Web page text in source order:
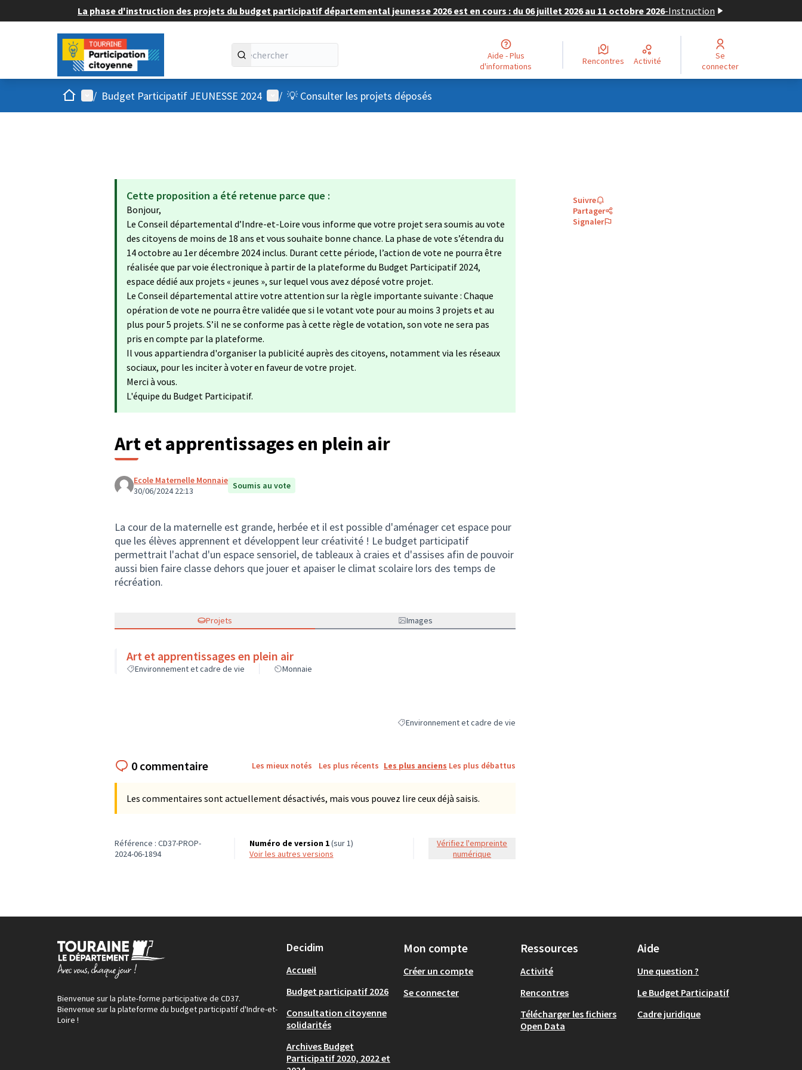
La phase d'instruction des projets du budget participatif départemental jeunesse 2026 est en cours : du 06 juillet 2026 au 11 octobre 2026-Instruction
Aide - Plus
d'informations
Rencontres Activité
Se
connecter
AccueilMenu principal
/ Budget Participatif JEUNESSE 2024 Menu utilisateur
/ 💡 Consulter les projets déposés
Cette proposition a été retenue parce que :
Bonjour,
Le Conseil départemental d’Indre-et-Loire vous informe que votre projet sera soumis au vote
des citoyens de moins de 18 ans et vous souhaite bonne chance. La phase de vote s’étendra du
14 octobre au 1er décembre 2024 inclus. Durant cette période, l’action de vote ne pourra être
réalisée que par voie électronique à partir de la plateforme du Budget Participatif 2024,
espace dédié aux projets « jeunes », sur lequel vous avez déposé votre projet.
Le Conseil départemental attire votre attention sur la règle importante suivante : Chaque
opération de vote ne pourra être validée que si le votant vote pour au moins 3 projets et au
plus pour 5 projets. S’il ne se conforme pas à cette règle de votation, son vote ne sera pas
pris en compte par la plateforme.
Il vous appartiendra d'organiser la publicité auprès des citoyens, notamment via les réseaux
sociaux, pour les inciter à voter en faveur de votre projet.
Merci à vous.
L'équipe du Budget Participatif.
Art et apprentissages en plein air
Ecole Maternelle Monnaie
30/06/2024 22:13
Soumis au vote
La cour de la maternelle est grande, herbée et il est possible d'aménager cet espace pour
que les élèves apprennent et développent leur créativité ! Le budget participatif
permettrait l'achat d'un espace sensoriel, de tableaux à craies et d'assises afin de pouvoir
aussi bien faire classe dehors que jouer et apaiser le climat scolaire lors des temps de
récréation.
Projets Images
Art et apprentissages en plein air
Environnement et cadre de vie Monnaie
Filtrer les résultats de la catégorie : Environnement et cadre de vie
Environnement et cadre de vie
Suivre
Partager
Signaler
0 commentaire Les mieux notés Les plus récents Les plus anciens Les plus débattus
Les commentaires sont actuellement désactivés, mais vous pouvez lire ceux déjà saisis.
Référence : CD37-PROP-
2024-06-1894
Numéro de version 1(sur 1)
voir les autres versions
Vérifiez l'empreinte
numérique
Bienvenue sur la plate-forme participative de CD37.
Bienvenue sur la plateforme du budget participatif d'Indre-et-
Loire !
Decidim
Accueil
Budget participatif 2026
Consultation citoyenne
solidarités
Archives Budget
Participatif 2020, 2022 et
Mon compte
Créer un compte
Se connecter
Ressources
Activité
Rencontres
Télécharger les fichiers
Open Data
Aide
Une question ?
Le Budget Participatif
Cadre juridique